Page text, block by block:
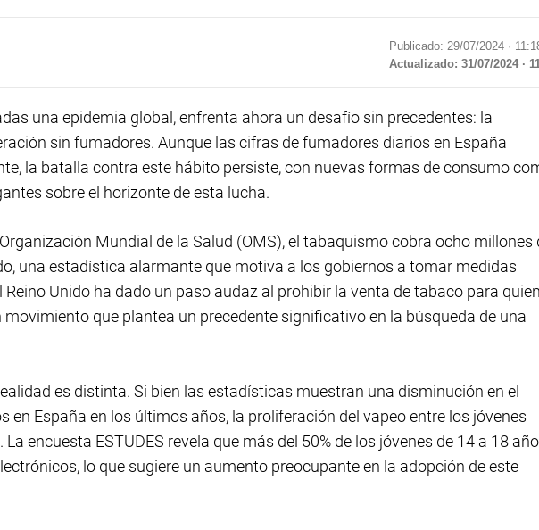
Publicado: 29/07/2024 ·
Actualizado: 31/07/2024 ·
una epidemia global, enfrenta ahora un desafío sin precedentes: la
sin fumadores. Aunque las cifras de fumadores diarios en España
la batalla contra este hábito persiste, con nuevas formas de consumo
sobre el horizonte de esta lucha.
Mundial de la Salud (OMS), el tabaquismo cobra ocho millones
una estadística alarmante que motiva a los gobiernos a tomar medidas
Reino Unido ha dado un paso audaz al prohibir la venta de tabaco para
movimiento que plantea un precedente significativo en la búsqueda de una
es distinta. Si bien las estadísticas muestran una disminución en el
en España en los últimos años, la proliferación del vapeo entre los jóvenes
encuesta ESTUDES revela que más del 50% de los jóvenes de 14 a 18
lo que sugiere un aumento preocupante en la adopción de este